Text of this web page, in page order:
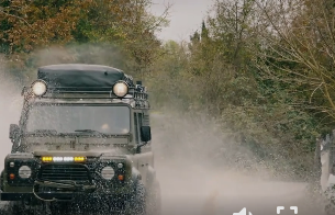
Wichrowe wzgórze